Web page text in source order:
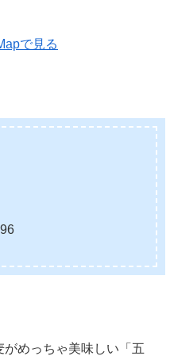
で見る
めっちゃ美味しい「五